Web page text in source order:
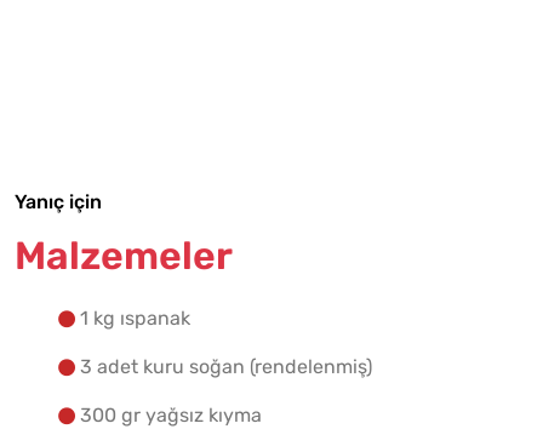
Yanıç için
Malzemeler
1 kg ıspanak
3 adet kuru soğan (rendelenmiş)
300 gr yağsız kıyma